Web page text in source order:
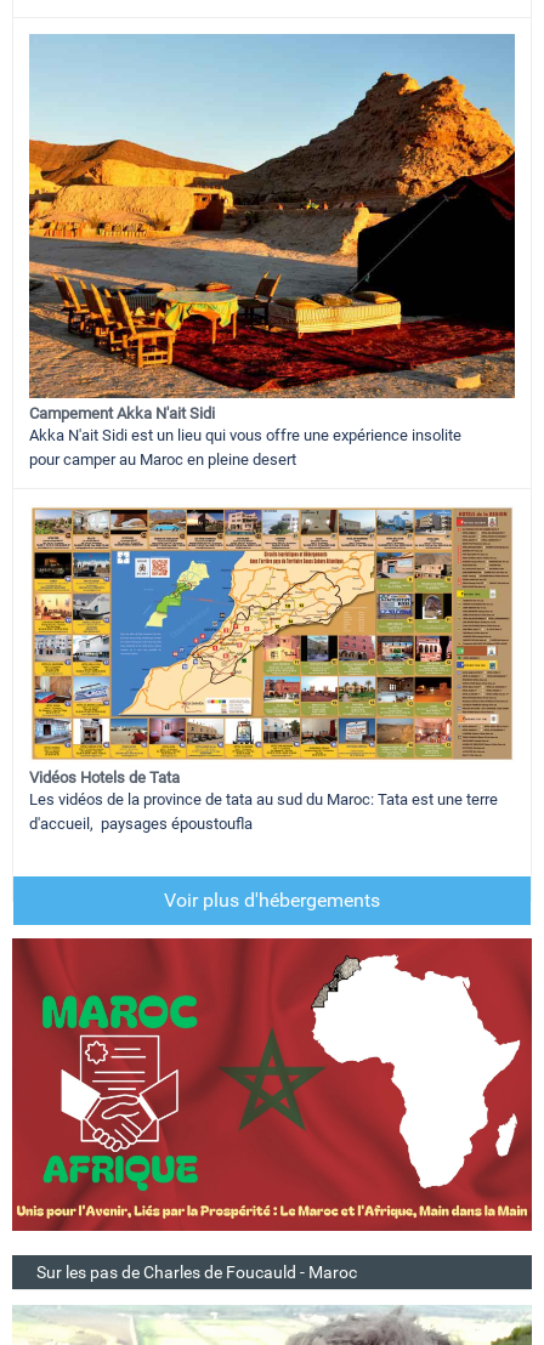
Campement Akka N'ait Sidi
Akka N'ait Sidi est un lieu qui vous offre une expérience insolite
pour camper au Maroc en pleine desert
Vidéos Hotels de Tata
Les vidéos de la province de tata au sud du Maroc: Tata est une terre
d'accueil, paysages époustoufla
Voir plus d'hébergements
Sur les pas de Charles de Foucauld - Maroc